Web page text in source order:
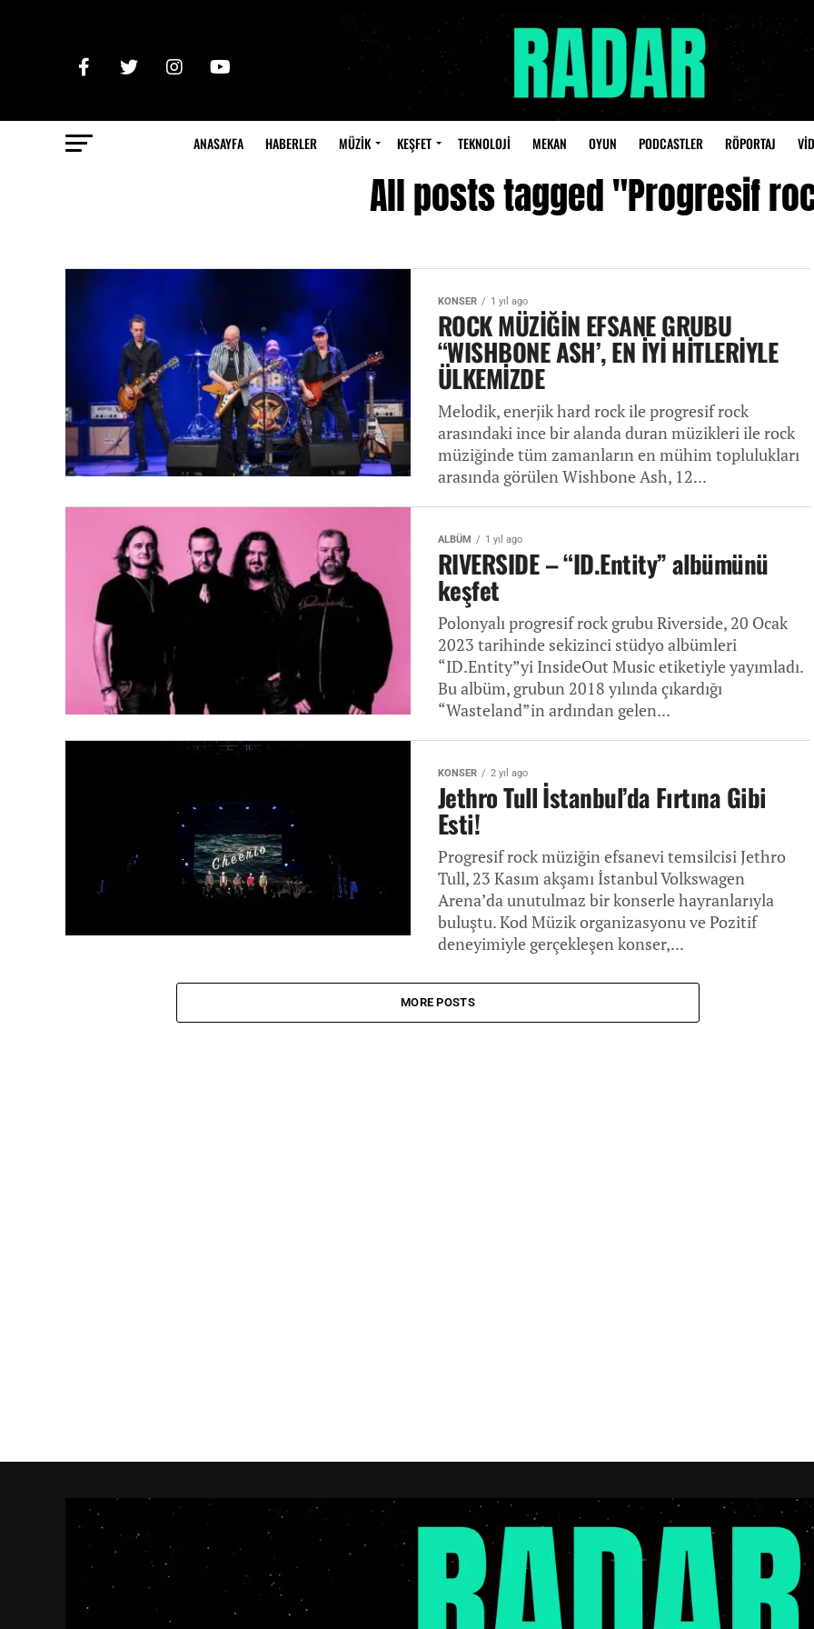
ANASAYFA HABERLER MÜZİK KEŞFET TEKNOLOJİ MEKAN OYUN PODCASTLER RÖPORTAJ
All posts tagged "Progresif
KONSER 1 yıl ago
ROCK MÜZİĞİN EFSANE GRUBU
“WISHBONE ASH’, EN İYİ HİTLERİYLE
ÜLKEMİZDE
Melodik, enerjik hard rock ile progresif rock
arasındaki ince bir alanda duran müzikleri ile rock
müziğinde tüm zamanların en mühim toplulukları
arasında görülen Wishbone Ash, 12...
ALBÜM 1 yıl ago
RIVERSIDE – “ID.Entity” albümünü
keşfet
Polonyalı progresif rock grubu Riverside, 20 Ocak
2023 tarihinde sekizinci stüdyo albümleri
“ID.Entity”yi InsideOut Music etiketiyle yayımladı.
Bu albüm, grubun 2018 yılında çıkardığı
“Wasteland”in ardından gelen...
KONSER 2 yıl ago
Jethro Tull İstanbul’da Fırtına Gibi
Esti!
Progresif rock müziğin efsanevi temsilcisi Jethro
Tull, 23 Kasım akşamı İstanbul Volkswagen
Arena’da unutulmaz bir konserle hayranlarıyla
buluştu. Kod Müzik organizasyonu ve Pozitif
deneyimiyle gerçekleşen konser,...
MORE POSTS